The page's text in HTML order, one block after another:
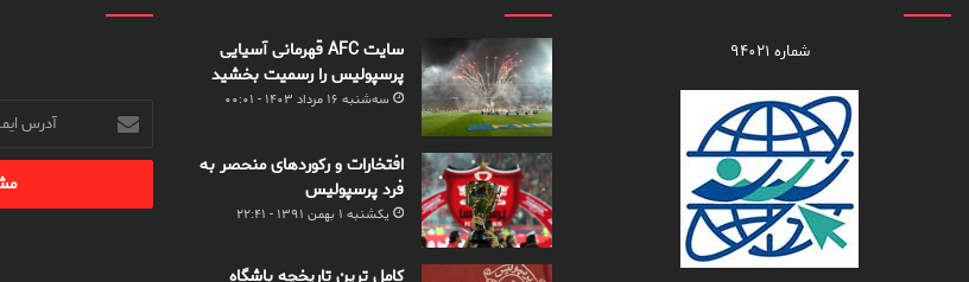
شماره ۹۴۰۲۱
سایت AFC قهرمانی آسیایی
پرسپولیس را رسمیت بخشید
سه‌شنبه ۱۶ مرداد ۱۴۰۳ - ۰۰:۰۱
افتخارات و رکوردهای منحصر به
فرد پرسپولیس
یکشنبه ۱ بهمن ۱۳۹۱ - ۲۲:۴۱
آدرس
ایمیل
خود
وارد